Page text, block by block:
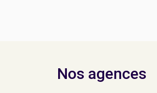
Nos agences